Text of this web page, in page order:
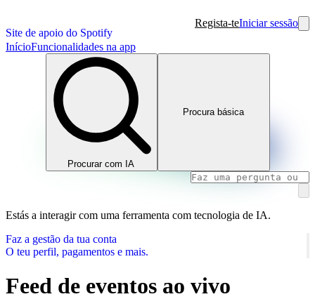
Site de apoio do Spotify
Regista-teIniciar sessão
InícioFuncionalidades na app
Procurar com IA
Procura básica
Estás a interagir com uma ferramenta com tecnologia de IA.
Faz a gestão da tua conta
O teu perfil, pagamentos e mais.
Feed de eventos ao vivo